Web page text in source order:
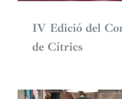
IV Edició del
de Cítrics